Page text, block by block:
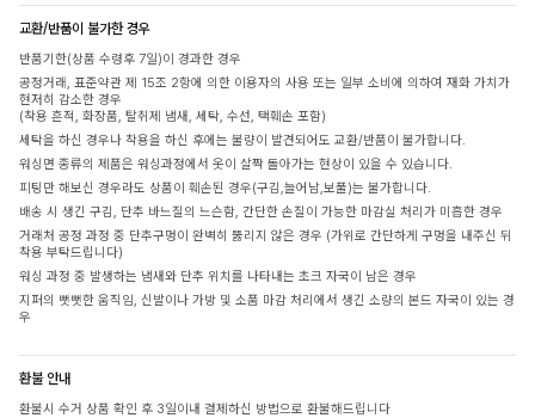
교환/반품이 불가한 경우
반품기한(상품 수령후 7일)이 경과한 경우
공정거래, 표준약관 제 15조 2항에 의한 이용자의 사용 또는 일부 소비에 의하여 재화 가치가
현저히 감소한 경우
(착용 흔적, 화장품, 탈취제 냄새, 세탁, 수선, 택훼손 포함)
세탁을 하신 경우나 착용을 하신 후에는 불량이 발견되어도 교환/반품이 불가합니다.
워싱면 종류의 제품은 워싱과정에서 옷이 살짝 돌아가는 현상이 있을 수 있습니다.
피팅만 해보신 경우라도 상품이 훼손된 경우(구김,늘어남,보풀)는 불가합니다.
배송 시 생긴 구김, 단추 바느질의 느슨함, 간단한 손질이 가능한 마감실 처리가 미흡한 경우
거래처 공정 과정 중 단추구멍이 완벽히 뚫리지 않은 경우 (가위로 간단하게 구멍을 내주신 뒤
착용 부탁드립니다)
워싱 과정 중 발생하는 냄새와 단추 위치를 나타내는 초크 자국이 남은 경우
지퍼의 뻣뻣한 움직임, 신발이나 가방 및 소품 마감 처리에서 생긴 소량의 본드 자국이 있는 경
우
환불 안내
환불시 수거 상품 확인 후 3일이내 결제하신 방법으로 환불해드립니다